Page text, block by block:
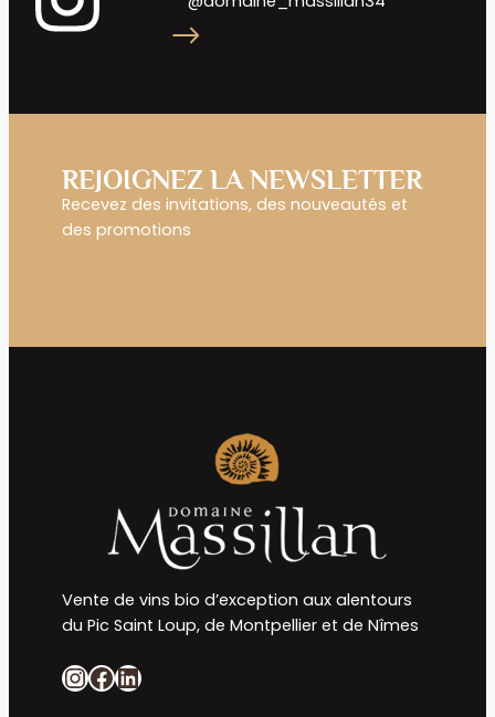
REJOIGNEZ LA NEWSLETTER
Recevez des invitations, des nouveautés et
des promotions
Vente de vins bio d’exception aux alentours
du Pic Saint Loup, de Montpellier et de Nîmes
InstagramFacebook LinkedIn